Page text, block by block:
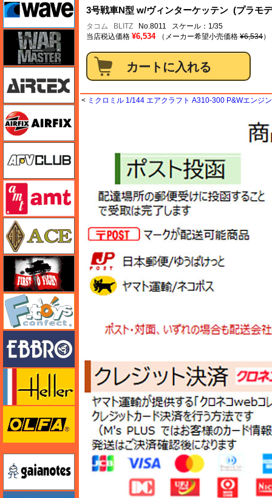
3号戦車N型 w/ヴィンターケッテン (プラモ
タコム BLITZ No.8011 スケール：1/35
当店税込価格 ¥6,534 （メーカー希望小売価格 ¥6,534）
< ミクロミル 1/144 エアクラフト A310-300 P&Wエンジ
ウォーマスターズ
エアテックス
エフトイズ
エレール
オルファ
ガイアノーツ